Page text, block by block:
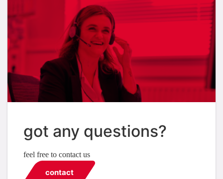
got any questions?
feel free to contact us
contact